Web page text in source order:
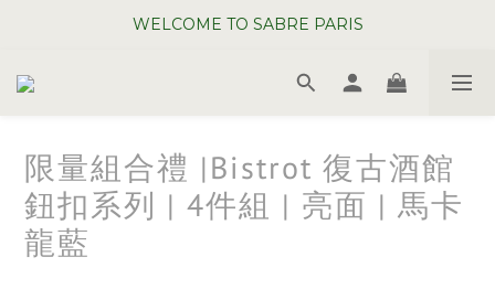
WELCOME TO SABRE PARIS
WELCOME TO SABRE PARIS
夏日年中慶全館 88 折
限量組合禮 |Bistrot 復古酒館
鈕扣系列 | 4件組 | 亮面 | 馬卡
龍藍